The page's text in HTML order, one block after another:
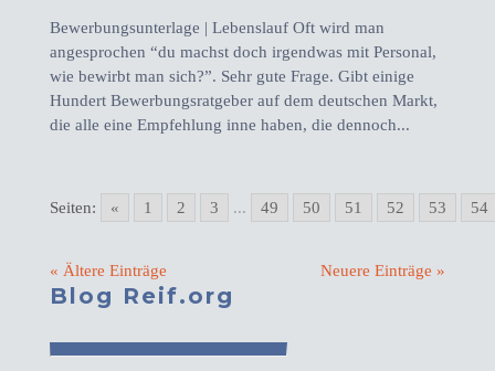
Bewerbungsunterlage | Lebenslauf Oft wird man
angesprochen “du machst doch irgendwas mit Personal,
wie bewirbt man sich?”. Sehr gute Frage. Gibt einige
Hundert Bewerbungsratgeber auf dem deutschen Markt,
die alle eine Empfehlung inne haben, die dennoch...
Seiten: « 1 2 3 ... 49 50 51 52 53 54
« Ältere Einträge Neuere Einträge »
Blog Reif.org